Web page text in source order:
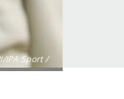
IPA Sport /